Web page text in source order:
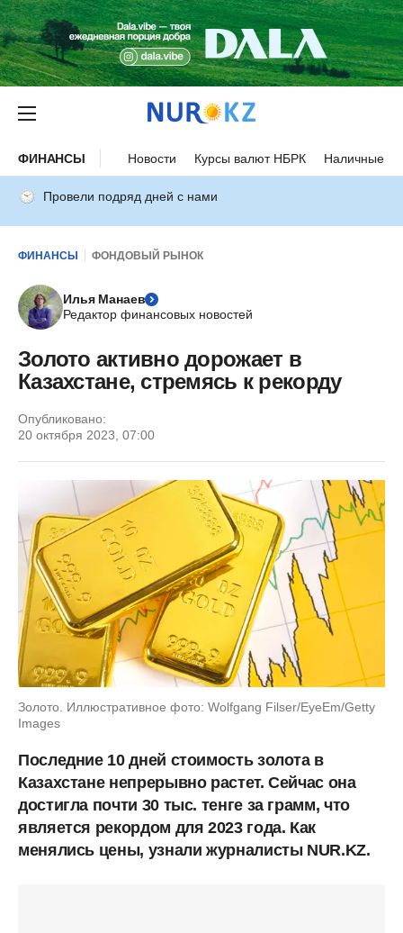
ФИНАНСЫ Новости Курсы валют НБРК Наличные
Провели подряд дней с нами
ФИНАНСЫ ФОНДОВЫЙ РЫНОК
Илья Манаев
Редактор финансовых новостей
Золото активно дорожает в
Казахстане, стремясь к рекорду
Опубликовано:
20 октября 2023, 07:00
Золото. Иллюстративное фото: Wolfgang Filser/EyeEm/Getty
Images
Последние 10 дней стоимость золота в
Казахстане непрерывно растет. Сейчас она
достигла почти 30 тыс. тенге за грамм, что
является рекордом для 2023 года. Как
менялись цены, узнали журналисты NUR.KZ.